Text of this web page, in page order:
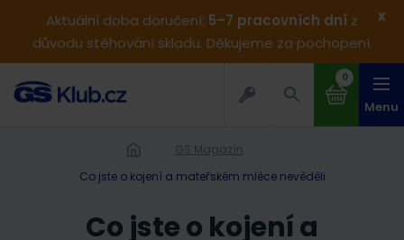
Aktuální doba doručení: 5–7 pracovních dní z
důvodu stěhování skladu. Děkujeme za pochopení.
x
0
Menu
GS Magazín
Co jste o kojení a mateřském mléce nevěděli
Co jste o kojení a